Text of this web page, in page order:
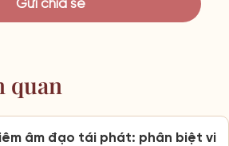
quan
âm đạo tái phát: phân biệt vi